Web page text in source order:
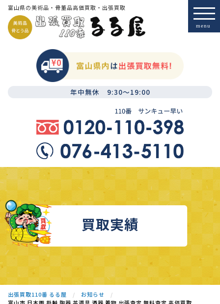
富山県の美術品・骨董品高価買取・出張買取
年中無休 9:30～19:00
買取実績
出張買取110番 るる屋
お知らせ
富山市 日本画 掛軸 陶器 茶道具 酒器 着物 出張査定 無料査定 高価買取